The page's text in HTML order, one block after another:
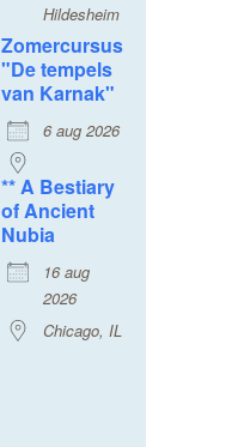
Hildesheim
Zomercursus
"De tempels
van Karnak"
6 aug 2026
** A Bestiary
of Ancient
Nubia
16 aug
2026
Chicago, IL